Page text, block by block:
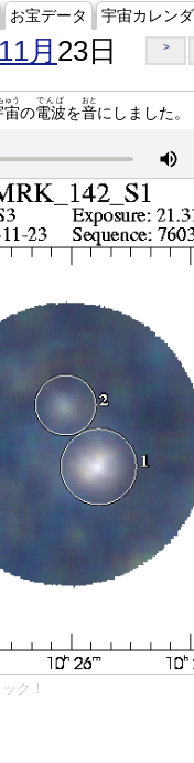
お宝データ 宇宙カレン
月 23日 >
宙
ゅう
の電波
でんぱ
を音
おと
にしました。
ク！